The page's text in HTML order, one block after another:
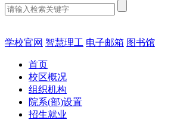
学校官网 智慧理工 电子邮箱 图书馆
首页
校区概况
组织机构
院系(部)设置
招生就业